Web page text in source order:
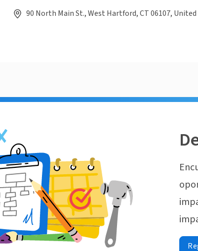
90 North Main St., West Hartford, CT 06107,